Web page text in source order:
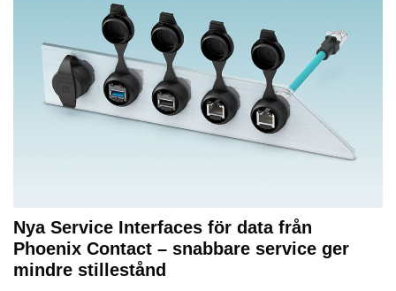
Nya Service Interfaces för data från
Phoenix Contact – snabbare service ger
mindre stillestånd